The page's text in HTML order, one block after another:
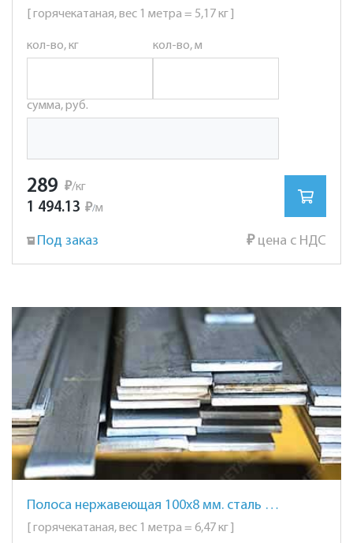
[ горячекатаная, вес 1 метра = 5,17 кг ]
кол-во, кг кол-во, м
сумма, руб.
289 ₽/кг
1 494.13 ₽/м
Под заказ ₽цена с НДС
Полоса нержавеющая 100х8 мм. сталь AISI 304 (08Х18Н10)
[ горячекатаная, вес 1 метра = 6,47 кг ]